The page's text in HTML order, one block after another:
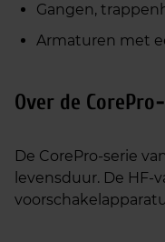
Gangen,
Armaturen met
Over de
De CorePro‑serie
levensduur. De